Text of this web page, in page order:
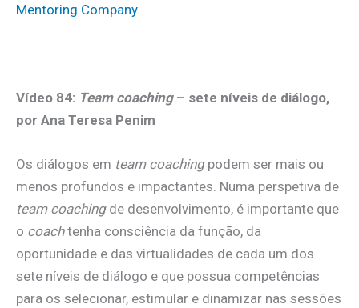
Mentoring Company.
Vídeo 84: Team coaching– sete níveis de diálogo,
por Ana Teresa Penim
Os diálogos em team coachingpodem ser mais ou
menos profundos e impactantes. Numa perspetiva de
team coachingde desenvolvimento, é importante que
o coachtenha consciência da função, da
oportunidade e das virtualidades de cada um dos
sete níveis de diálogo e que possua competências
para os selecionar, estimular e dinamizar nas sessões